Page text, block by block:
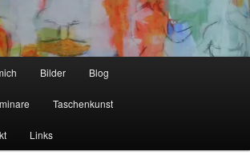
Bilder Blog
Taschenkunst
Links